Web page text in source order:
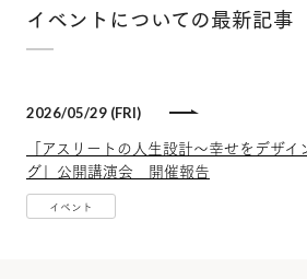
イベントについての最新記事
「アスリートの人生設計～幸せをデザ
グ」公開講演会 開催報告
イベント
2026/05/29 (FRI)